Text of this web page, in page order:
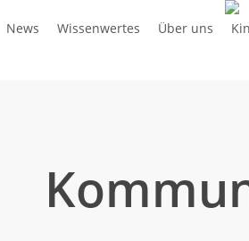
News Wissenwertes Über uns